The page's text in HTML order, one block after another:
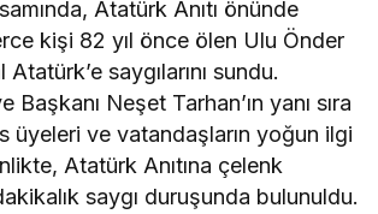
Atatürk Anıtı önünde
kişi 82 yıl önce ölen Ulu Önder
saygılarını sundu.
Başkanı Neşet Tarhan’ın yanı sıra
üyeleri ve vatandaşların yoğun ilgi
Atatürk Anıtına çelenk
saygı duruşunda bulunuldu.